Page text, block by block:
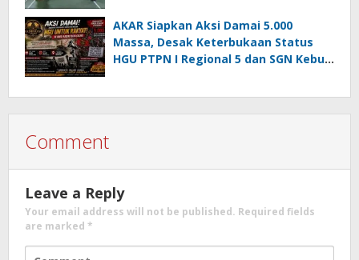
AKAR Siapkan Aksi Damai 5.000
Massa, Desak Keterbukaan Status
HGU PTPN I Regional 5 dan SGN Kebun
Comment
Leave a Reply
Your email address will not be published. Required fields
are marked *